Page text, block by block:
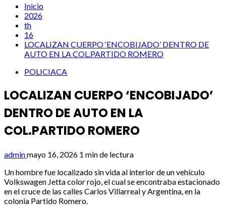
Inicio
2026
th
16
LOCALIZAN CUERPO ‘ENCOBIJADO’ DENTRO DE
AUTO EN LA COL.PARTIDO ROMERO
POLICIACA
LOCALIZAN CUERPO ‘ENCOBIJADO’
DENTRO DE AUTO EN LA
COL.PARTIDO ROMERO
adminmayo 16, 2026 1 min de lectura
Un hombre fue localizado sin vida al interior de un vehículo
Volkswagen Jetta color rojo, el cual se encontraba estacionado
en el cruce de las calles Carlos Villarreal y Argentina, en la
colonia Partido Romero.